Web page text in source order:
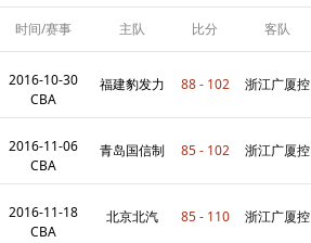
时间/赛事 主队 比分 客队
2016-10-30
CBA
福建豹发力 88 - 102 浙江广厦控
股
2016-11-06
CBA
青岛国信制
药
85 - 102 浙江广厦控
股
2016-11-18
CBA
北京北汽 85 - 110 浙江广厦控